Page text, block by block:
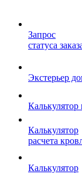
Запрос
статуса
Экстерьер
Калькулятор
расчета
Калькулятор